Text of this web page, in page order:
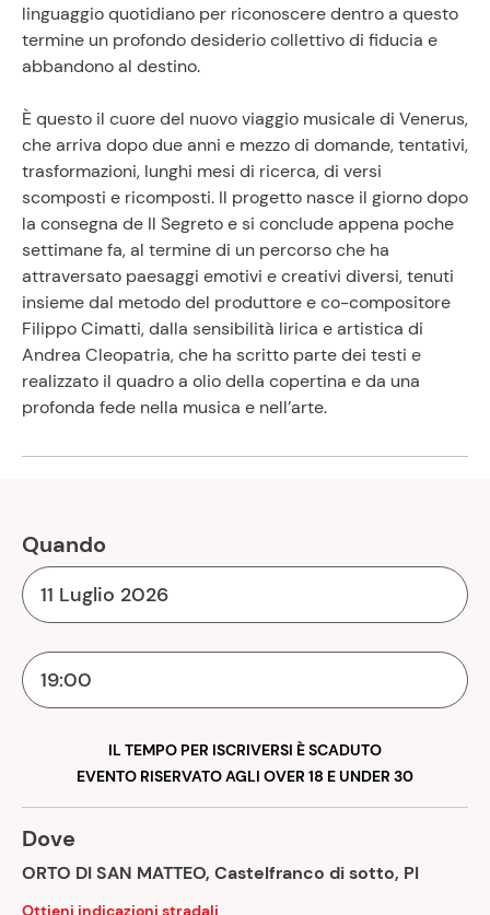
linguaggio quotidiano per riconoscere dentro a questo
termine un profondo desiderio collettivo di fiducia e
abbandono al destino.
È questo il cuore del nuovo viaggio musicale di Venerus,
che arriva dopo due anni e mezzo di domande, tentativi,
trasformazioni, lunghi mesi di ricerca, di versi
scomposti e ricomposti. Il progetto nasce il giorno dopo
la consegna de Il Segreto e si conclude appena poche
settimane fa, al termine di un percorso che ha
attraversato paesaggi emotivi e creativi diversi, tenuti
insieme dal metodo del produttore e co-compositore
Filippo Cimatti, dalla sensibilità lirica e artistica di
Andrea Cleopatria, che ha scritto parte dei testi e
realizzato il quadro a olio della copertina e da una
profonda fede nella musica e nell’arte.
Quando
11 Luglio 2026
19:00
IL TEMPO PER ISCRIVERSI È SCADUTO
EVENTO RISERVATO AGLI OVER 18 E UNDER 30
Dove
ORTO DI SAN MATTEO, Castelfranco di sotto, PI
Ottieni indicazioni stradali